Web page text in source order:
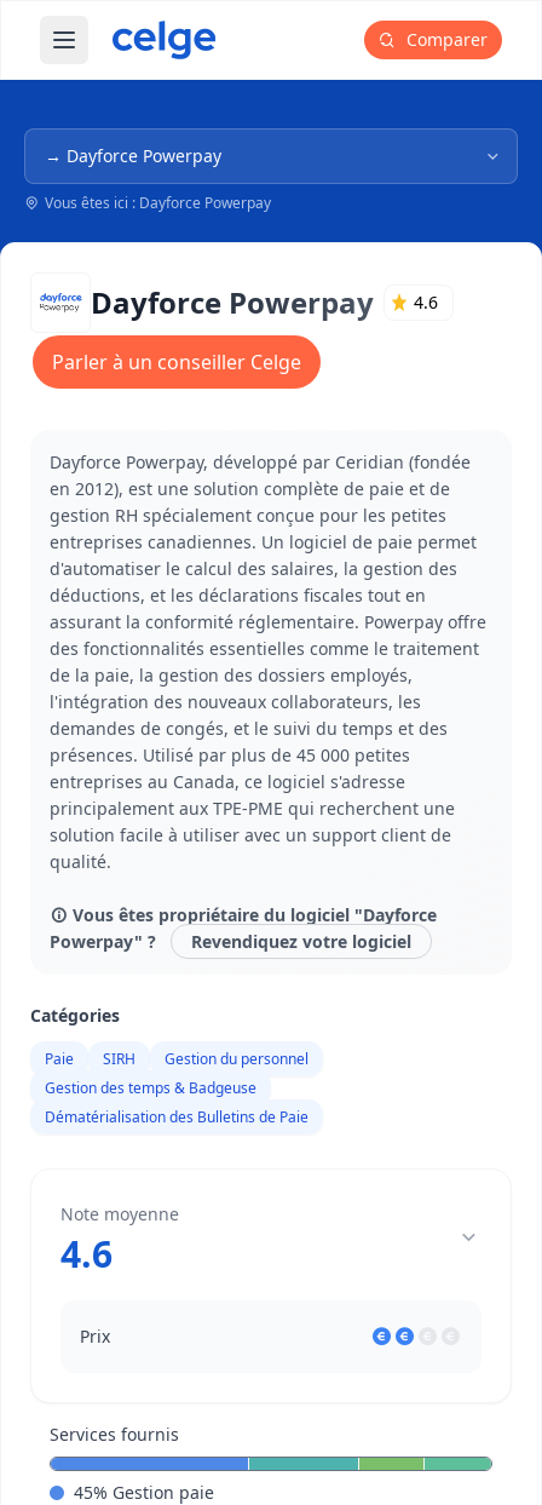
Ouvrir le menu principal Comparer
Navigation dans l'arborescence
Vous êtes ici : Dayforce Powerpay
Dayforce Powerpay 4.6
Parler à un conseiller Celge
Dayforce Powerpay, développé par Ceridian (fondée
en 2012), est une solution complète de paie et de
gestion RH spécialement conçue pour les petites
entreprises canadiennes. Un logiciel de paie permet
d'automatiser le calcul des salaires, la gestion des
déductions, et les déclarations fiscales tout en
assurant la conformité réglementaire. Powerpay offre
des fonctionnalités essentielles comme le traitement
de la paie, la gestion des dossiers employés,
l'intégration des nouveaux collaborateurs, les
demandes de congés, et le suivi du temps et des
présences. Utilisé par plus de 45 000 petites
entreprises au Canada, ce logiciel s'adresse
principalement aux TPE-PME qui recherchent une
solution facile à utiliser avec un support client de
qualité.
Vous êtes propriétaire du logiciel "Dayforce
Powerpay" ?
Revendiquez votre logiciel
Catégories
Paie SIRH
Gestion du personnel
Gestion des temps & Badgeuse
Dématérialisation des Bulletins de Paie
Note moyenne
4.6
Prix
Services fournis
45% Gestion paie